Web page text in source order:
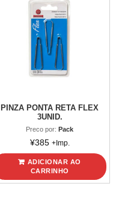
PINZA PONTA RETA FLEX
3UNID.
Preco por:Pack
¥385 +Imp.
ADICIONAR AO
CARRINHO